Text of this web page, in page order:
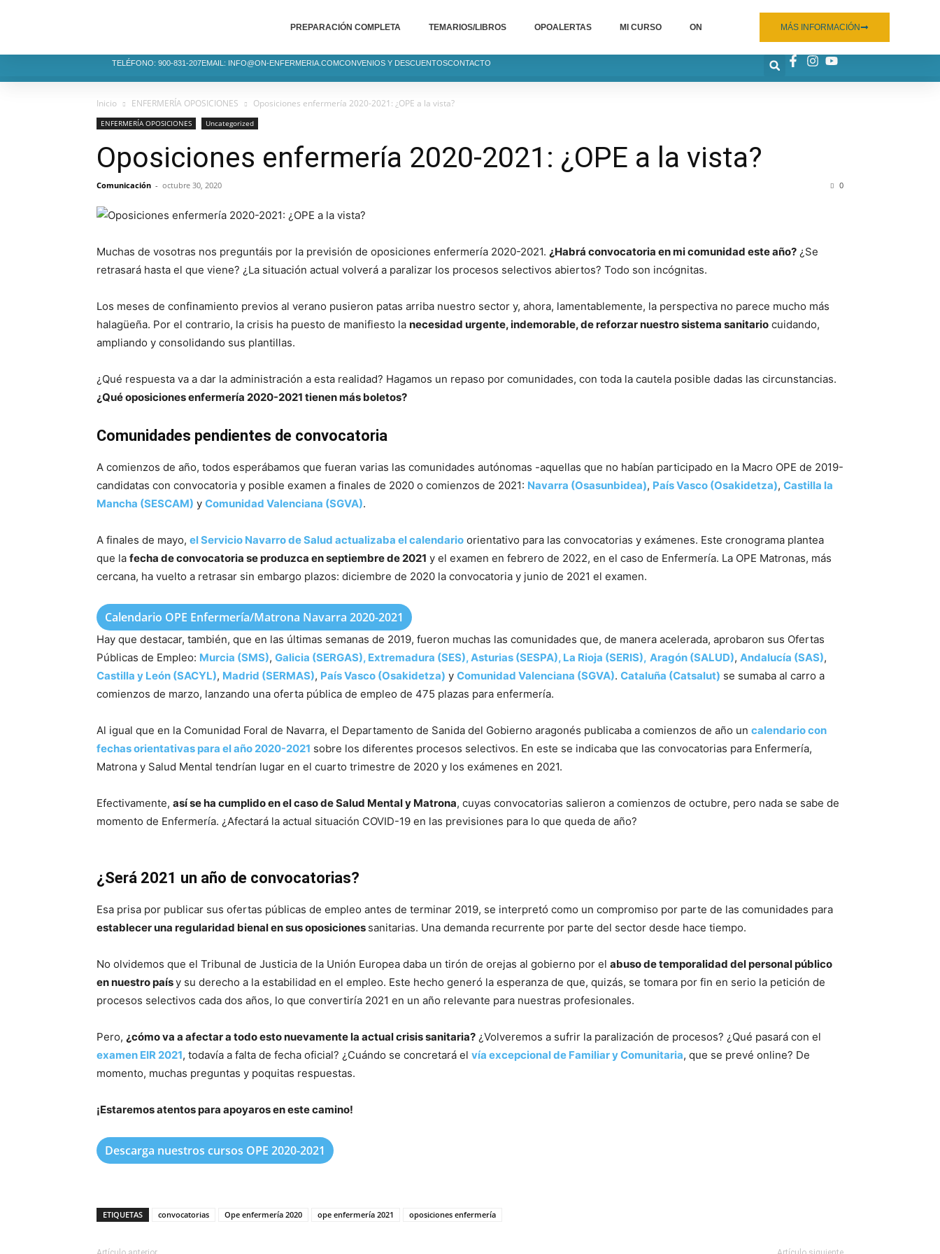
PREPARACIÓN COMPLETA TEMARIOS/LIBROS OPOALERTAS MI CURSO ON MÁS INFORMACIÓN
TELÉFONO: 900-831-207EMAIL: INFO@ON-ENFERMERIA.COMCONVENIOS Y DESCUENTOSCONTACTO
Inicio ENFERMERÍA OPOSICIONES Oposiciones enfermería 2020-2021: ¿OPE a la vista?
ENFERMERÍA OPOSICIONES Uncategorized
Oposiciones enfermería 2020-2021: ¿OPE a la vista?
Comunicación - octubre 30, 2020 0
Muchas de vosotras nos preguntáis por la previsión de oposiciones enfermería 2020-2021. ¿Habrá convocatoria en mi comunidad este año? ¿Se
retrasará hasta el que viene? ¿La situación actual volverá a paralizar los procesos selectivos abiertos? Todo son incógnitas.
Los meses de confinamiento previos al verano pusieron patas arriba nuestro sector y, ahora, lamentablemente, la perspectiva no parece mucho más
halagüeña. Por el contrario, la crisis ha puesto de manifiesto la necesidad urgente, indemorable, de reforzar nuestro sistema sanitario cuidando,
ampliando y consolidando sus plantillas.
¿Qué respuesta va a dar la administración a esta realidad? Hagamos un repaso por comunidades, con toda la cautela posible dadas las circunstancias.
¿Qué oposiciones enfermería 2020-2021 tienen más boletos?
Comunidades pendientes de convocatoria
A comienzos de año, todos esperábamos que fueran varias las comunidades autónomas -aquellas que no habían participado en la Macro OPE de 2019-
candidatas con convocatoria y posible examen a finales de 2020 o comienzos de 2021: Navarra (Osasunbidea), País Vasco (Osakidetza), Castilla la
Mancha (SESCAM) y Comunidad Valenciana (SGVA).
A finales de mayo, el Servicio Navarro de Salud actualizaba el calendario orientativo para las convocatorias y exámenes. Este cronograma plantea
que la fecha de convocatoria se produzca en septiembre de 2021 y el examen en febrero de 2022, en el caso de Enfermería. La OPE Matronas, más
cercana, ha vuelto a retrasar sin embargo plazos: diciembre de 2020 la convocatoria y junio de 2021 el examen.
Calendario OPE Enfermería/Matrona Navarra 2020-2021
Hay que destacar, también, que en las últimas semanas de 2019, fueron muchas las comunidades que, de manera acelerada, aprobaron sus Ofertas
Públicas de Empleo: Murcia (SMS), Galicia (SERGAS), Extremadura (SES), Asturias (SESPA), La Rioja (SERIS), Aragón (SALUD), Andalucía (SAS),
Castilla y León (SACYL), Madrid (SERMAS), País Vasco (Osakidetza) y Comunidad Valenciana (SGVA). Cataluña (Catsalut) se sumaba al carro a
comienzos de marzo, lanzando una oferta pública de empleo de 475 plazas para enfermería.
Al igual que en la Comunidad Foral de Navarra, el Departamento de Sanida del Gobierno aragonés publicaba a comienzos de año un calendario con
fechas orientativas para el año 2020-2021 sobre los diferentes procesos selectivos. En este se indicaba que las convocatorias para Enfermería,
Matrona y Salud Mental tendrían lugar en el cuarto trimestre de 2020 y los exámenes en 2021.
Efectivamente, así se ha cumplido en el caso de Salud Mental y Matrona, cuyas convocatorias salieron a comienzos de octubre, pero nada se sabe de
momento de Enfermería. ¿Afectará la actual situación COVID-19 en las previsiones para lo que queda de año?
¿Será 2021 un año de convocatorias?
Esa prisa por publicar sus ofertas públicas de empleo antes de terminar 2019, se interpretó como un compromiso por parte de las comunidades para
establecer una regularidad bienal en sus oposiciones sanitarias. Una demanda recurrente por parte del sector desde hace tiempo.
No olvidemos que el Tribunal de Justicia de la Unión Europea daba un tirón de orejas al gobierno por el abuso de temporalidad del personal público
en nuestro paísy su derecho a la estabilidad en el empleo. Este hecho generó la esperanza de que, quizás, se tomara por fin en serio la petición de
procesos selectivos cada dos años, lo que convertiría 2021 en un año relevante para nuestras profesionales.
Pero, ¿cómo va a afectar a todo esto nuevamente la actual crisis sanitaria? ¿Volveremos a sufrir la paralización de procesos? ¿Qué pasará con el
examen EIR 2021, todavía a falta de fecha oficial? ¿Cuándo se concretará el vía excepcional de Familiar y Comunitaria, que se prevé online? De
momento, muchas preguntas y poquitas respuestas.
¡Estaremos atentos para apoyaros en este camino!
Descarga nuestros cursos OPE 2020-2021
ETIQUETAS convocatorias Ope enfermería 2020 ope enfermería 2021 oposiciones enfermería